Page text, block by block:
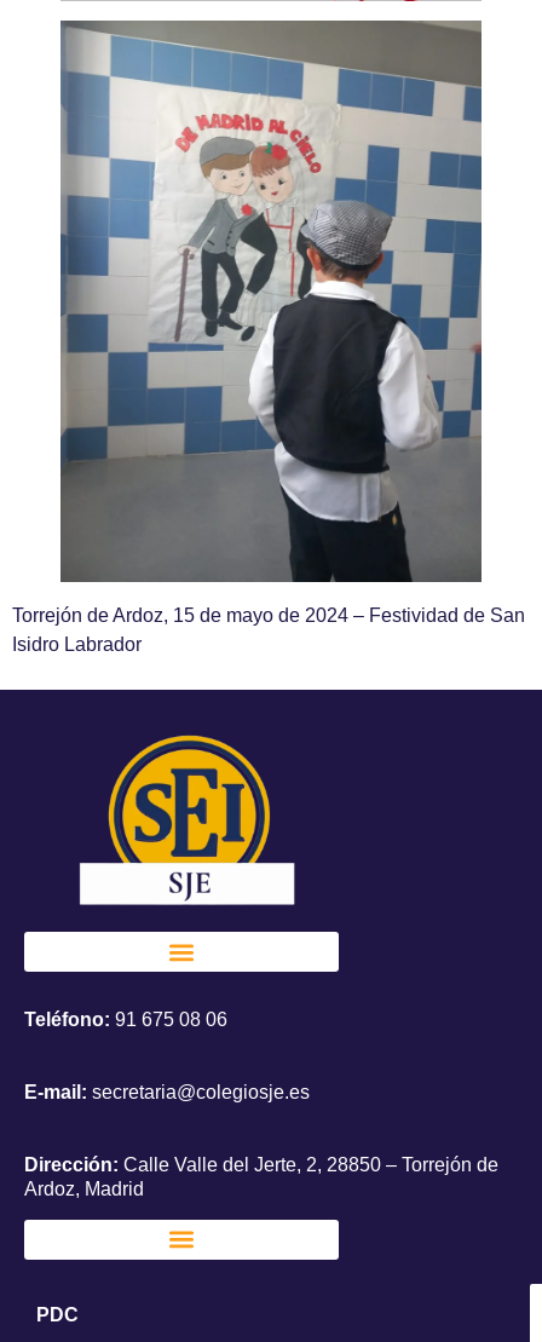
Torrejón de Ardoz, 15 de mayo de 2024 – Festividad de San
Isidro Labrador
Teléfono: 91 675 08 06
E-mail: secretaria@colegiosje.es
Dirección: Calle Valle del Jerte, 2, 28850 – Torrejón de
Ardoz, Madrid
PDC